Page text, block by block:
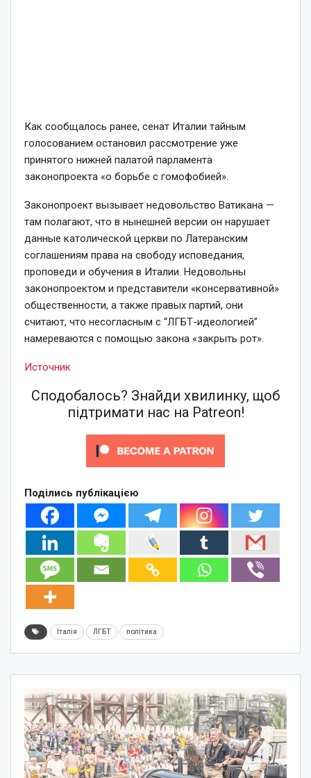
Как сообщалось ранее, сенат Италии тайным
голосованием остановил рассмотрение уже
принятого нижней палатой парламента
законопроекта «о борьбе с гомофобией».
Законопроект вызывает недовольство Ватикана —
там полагают, что в нынешней версии он нарушает
данные католической церкви по Латеранским
соглашениям права на свободу исповедания,
проповеди и обучения в Италии. Недовольны
законопроектом и представители «консервативной»
общественности, а также правых партий, они
считают, что несогласным с “ЛГБТ-идеологией”
намереваются с помощью закона «закрыть рот».
Источник
Сподобалось? Знайди хвилинку, щоб
підтримати нас на Patreon!
Поділись публікацією
Італія ЛГБТ політика